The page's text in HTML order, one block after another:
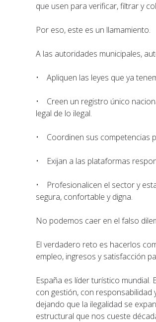
que usen para verificar, filtrar y
Por eso, este es un llamamiento.
A las autoridades municipales,
• Apliquen las leyes que ya
• Creen un registro único
legal de lo ilegal.
• Coordinen sus competencias
• Exijan a las plataformas
• Profesionalicen el sector y
segura, confortable y digna.
No podemos caer en el falso
El verdadero reto es hacerlos
empleo, ingresos y satisfacción
España es líder turístico
con gestión, con
dejando que la ilegalidad se
estructural que nos cueste